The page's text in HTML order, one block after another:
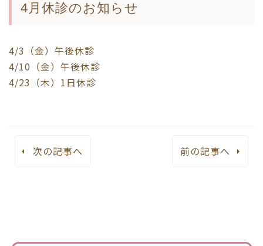
4月休診のお知らせ
4/3（金）午後休診
4/10（金）午後休診
4/23（木）1日休診
次の記事へ 前の記事へ